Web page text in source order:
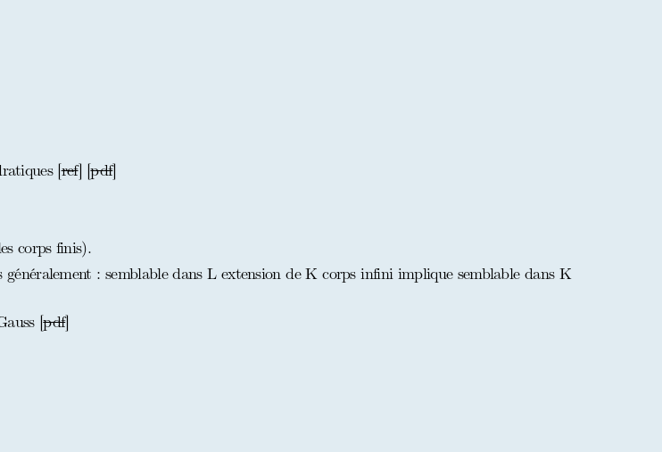
[ref] [pdf]
corps finis).
: semblable dans L extension de K corps infini implique semblable dans K
[pdf]